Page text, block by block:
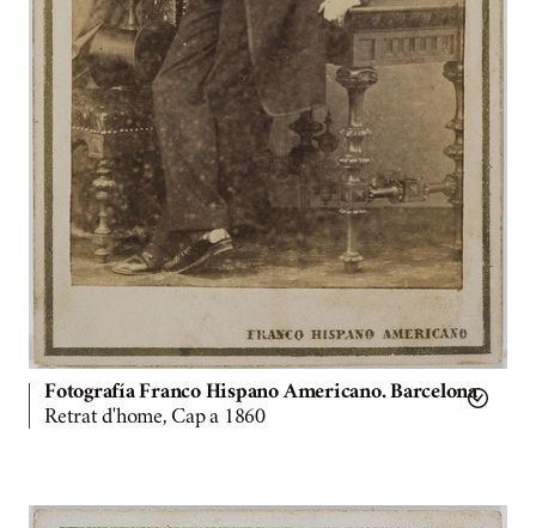
Fotografía Franco Hispano Americano. Barcelona
Retrat d'home, Cap a 1860